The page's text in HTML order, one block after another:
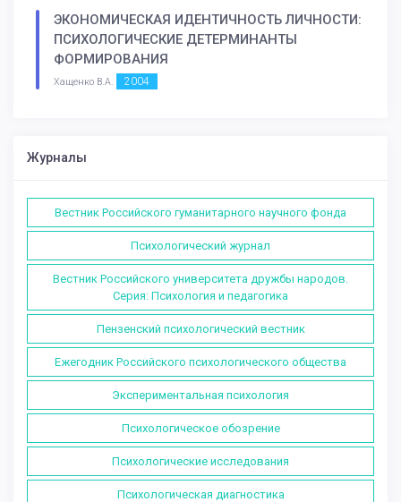
ЭКОНОМИЧЕСКАЯ ИДЕНТИЧНОСТЬ ЛИЧНОСТИ:
ПСИХОЛОГИЧЕСКИЕ ДЕТЕРМИНАНТЫ
ФОРМИРОВАНИЯ
Хащенко В.А. 2004
Журналы
Вестник Российского гуманитарного научного фонда
Психологический журнал
Вестник Российского университета дружбы народов.
Серия: Психология и педагогика
Пензенский психологический вестник
Ежегодник Российского психологического общества
Экспериментальная психология
Психологическое обозрение
Психологические исследования
Психологическая диагностика